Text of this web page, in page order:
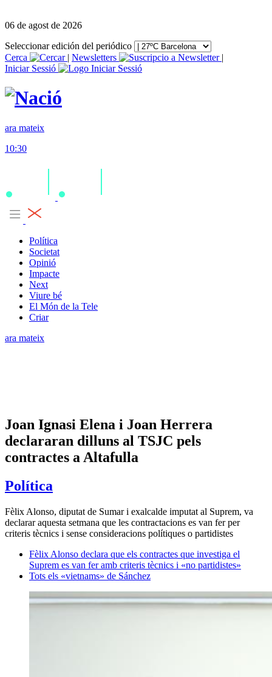
06 de agost de 2026
Seleccionar edición del periódico
Cerca
| Newsletters
|
Iniciar Sessió
ara mateix
10:30
Política
Societat
Opinió
Impacte
Next
Viure bé
El Món de la Tele
Criar
ara mateix
Joan Ignasi Elena i Joan Herrera
declararan dilluns al TSJC pels
contractes a Altafulla
Política
Fèlix Alonso, diputat de Sumar i exalcalde imputat al Suprem, va
declarar aquesta setmana que les contractacions es van fer per
criteris tècnics i sense consideracions polítiques o partidistes
Fèlix Alonso declara que els contractes que investiga el
Suprem es van fer amb criteris tècnics i «no partidistes»
Tots els «vietnams» de Sánchez